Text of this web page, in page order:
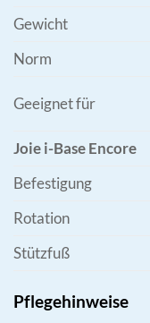
Gewicht
Norm
Geeignet für
Joie i-Base Encore
Befestigung
Rotation
Stützfuß
Pflegehinweise